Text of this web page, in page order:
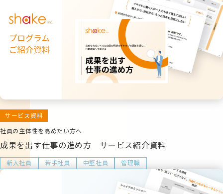
サービス資料
社員の主体性を高めたい方へ
成果を出す仕事の進め方 サービス紹介資料
新入社員 若手社員 中堅社員 管理職